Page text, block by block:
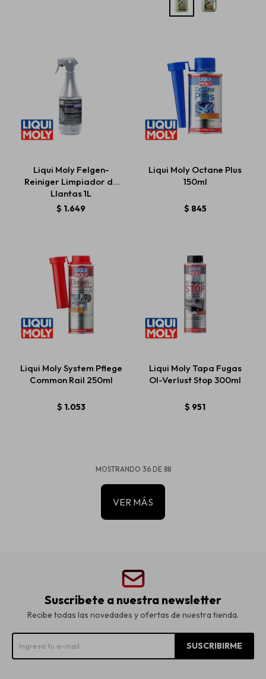
Liqui Moly Felgen-
Reiniger Limpiador de
Llantas 1L
$ 1.649
Liqui Moly Octane Plus
150ml
$ 845
Liqui Moly System Pflege
Common Rail 250ml
$ 1.053
Liqui Moly Tapa Fugas
Ol-Verlust Stop 300ml
$ 951
MOSTRANDO 36DE 88
VER MÁS
Suscríbete a nuestra newsletter
Recibe todas las novedades y ofertas de nuestra tienda.
SUSCRIBIRME